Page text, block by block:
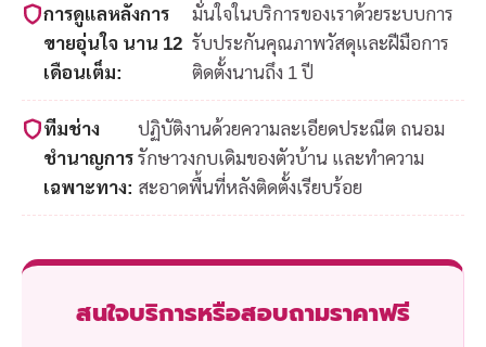
การดูแลหลังการ
ขายอุ่นใจ นาน 12
เดือนเต็ม:
มั่นใจในบริการของเราด้วยระบบการ
รับประกันคุณภาพวัสดุและฝีมือการ
ติดตั้งนานถึง 1 ปี
ทีมช่าง
ชำนาญการ
เฉพาะทาง:
ปฏิบัติงานด้วยความละเอียดประณีต ถนอม
รักษาวงกบเดิมของตัวบ้าน และทำความ
สะอาดพื้นที่หลังติดตั้งเรียบร้อย
สนใจบริการหรือสอบถามราคาฟรี